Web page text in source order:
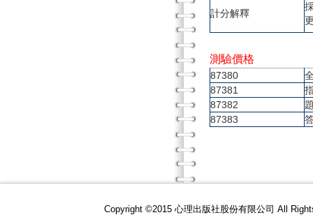
計分解釋
測驗價格
87380
87381
87382
87383
Copyright ©2015 心理出版社股份有限公司 All